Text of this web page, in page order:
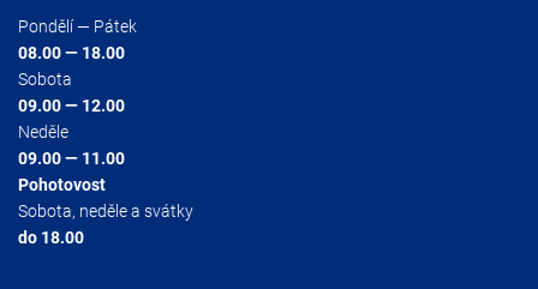
Pondělí — Pátek
08.00 — 18.00
Sobota
09.00 — 12.00
Neděle
09.00 — 11.00
Pohotovost
Sobota, neděle a svátky
do 18.00